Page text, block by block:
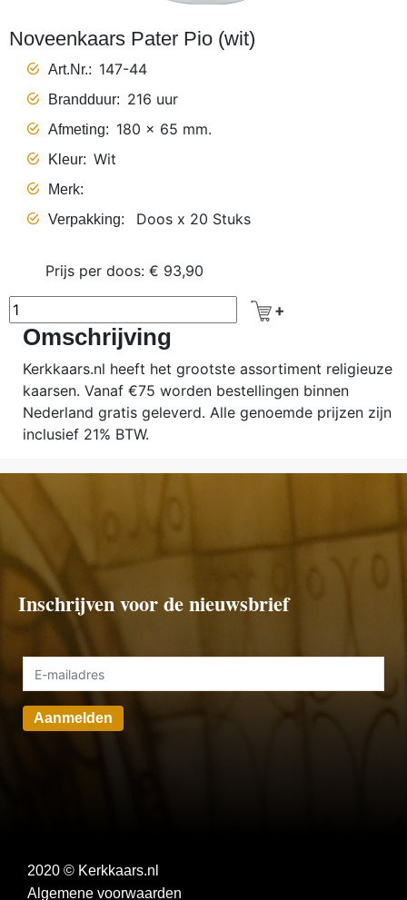
Noveenkaars Pater Pio (wit)
Art.Nr. 147-44
Brandduur 216 uur
Afmeting 180 x 65 mm.
Kleur Wit
Merk
Verpakking
Doos x 20 Stuks
Prijs per doos: € 93,90
Omschrijving
Kerkkaars.nl heeft het grootste assortiment religieuze
kaarsen. Vanaf €75 worden bestellingen binnen
Nederland gratis geleverd. Alle genoemde prijzen zijn
inclusief 21% BTW.
Inschrijven voor de nieuwsbrief
Aanmelden
2020 © Kerkkaars.nl
Algemene voorwaarden